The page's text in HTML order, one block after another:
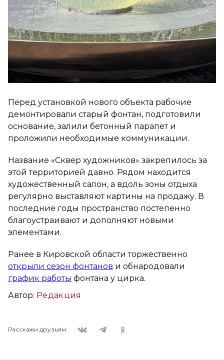
Перед установкой нового объекта рабочие
демонтировали старый фонтан, подготовили
основание, залили бетонный парапет и
проложили необходимые коммуникации.
Название «Сквер художников» закрепилось за
этой территорией давно. Рядом находится
художественный салон, а вдоль зоны отдыха
регулярно выставляют картины на продажу. В
последние годы пространство постепенно
благоустраивают и дополняют новыми
элементами.
Ранее в Кировской области торжественно
открыли сезон фонтанов и обнародовали
график работы фонтана у цирка.
Автор: Редакция
Расскажи друзьям: